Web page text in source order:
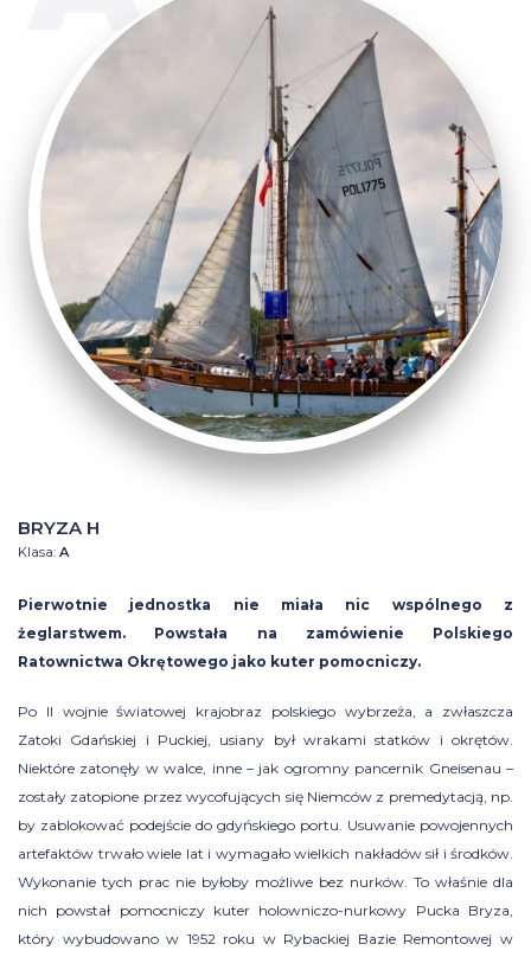
BRYZA H
Klasa: A
Pierwotnie jednostka nie miała nic wspólnego z
żeglarstwem. Powstała na zamówienie Polskiego
Ratownictwa Okrętowego jako kuter pomocniczy.
Po II wojnie światowej krajobraz polskiego wybrzeża, a zwłaszcza
Zatoki Gdańskiej i Puckiej, usiany był wrakami statków i okrętów.
Niektóre zatonęły w walce, inne – jak ogromny pancernik Gneisenau –
zostały zatopione przez wycofujących się Niemców z premedytacją, np.
by zablokować podejście do gdyńskiego portu. Usuwanie powojennych
artefaktów trwało wiele lat i wymagało wielkich nakładów sił i środków.
Wykonanie tych prac nie byłoby możliwe bez nurków. To właśnie dla
nich powstał pomocniczy kuter holowniczo-nurkowy Pucka Bryza,
który wybudowano w 1952 roku w Rybackiej Bazie Remontowej w